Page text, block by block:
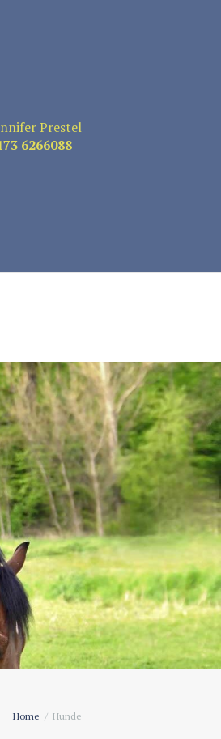
Prestel
6266088
Home Hunde